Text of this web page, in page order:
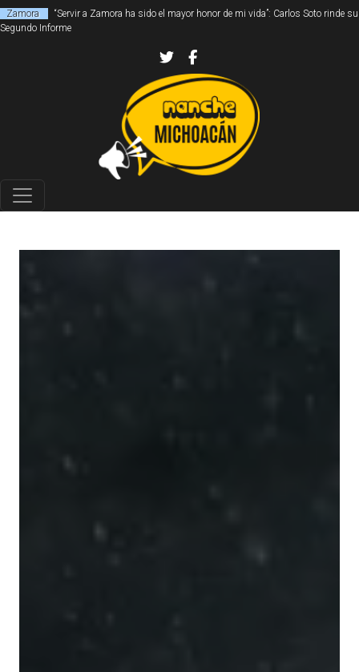
Zamora
“Servir a Zamora ha sido el mayor honor de mi vida”: Carlos Soto rinde su
Segundo Informe